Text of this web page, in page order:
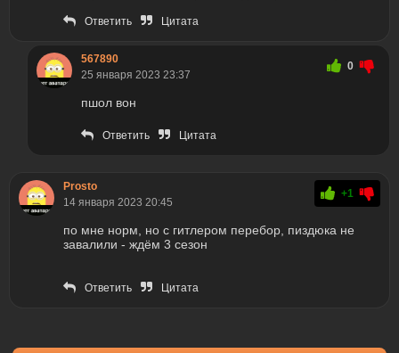
Ответить Цитата
567890
25 января 2023 23:37
0
пшол вон
Ответить Цитата
Prosto
14 января 2023 20:45
+1
по мне норм, но с гитлером перебор, пиздюка не
завалили - ждём 3 сезон
Ответить Цитата